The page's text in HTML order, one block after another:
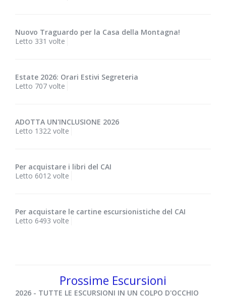
Nuovo Traguardo per la Casa della Montagna!
Letto 331 volte
Estate 2026: Orari Estivi Segreteria
Letto 707 volte
ADOTTA UN'INCLUSIONE 2026
Letto 1322 volte
Per acquistare i libri del CAI
Letto 6012 volte
Per acquistare le cartine escursionistiche del CAI
Letto 6493 volte
Prossime Escursioni
2026 - TUTTE LE ESCURSIONI IN UN COLPO D'OCCHIO